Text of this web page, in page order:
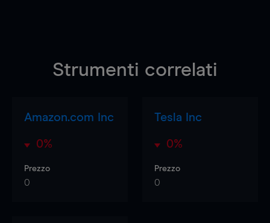
Strumenti correlati
Amazon.com Inc
0%
Prezzo
0
Tesla Inc
0%
Prezzo
0